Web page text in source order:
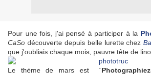
Pour une fois, j'ai pensé à participer à la
CaSo découverte depuis belle lurette chez
que j'oubliais chaque mois, pauvre tête de
Le thème de mars est “